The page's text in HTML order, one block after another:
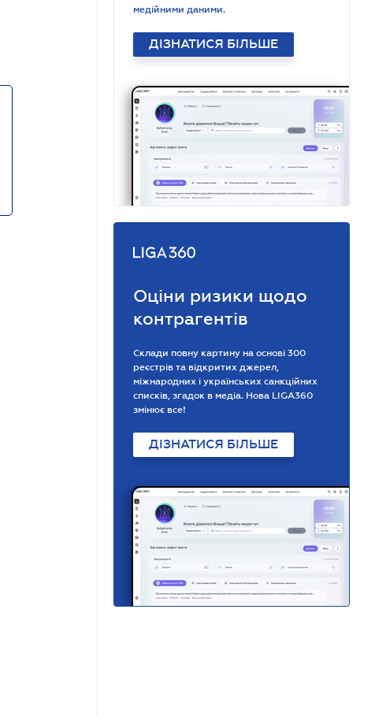
медійними даними.
ДІЗНАТИСЯ БІЛЬШЕ
Оціни ризики щодо
контрагентів
Склади повну картину на основі 300
реєстрів та відкритих джерел,
міжнародних і українських санкційних
списків, згадок в медіа. Нова LIGA360
змінює все!
ДІЗНАТИСЯ БІЛЬШЕ